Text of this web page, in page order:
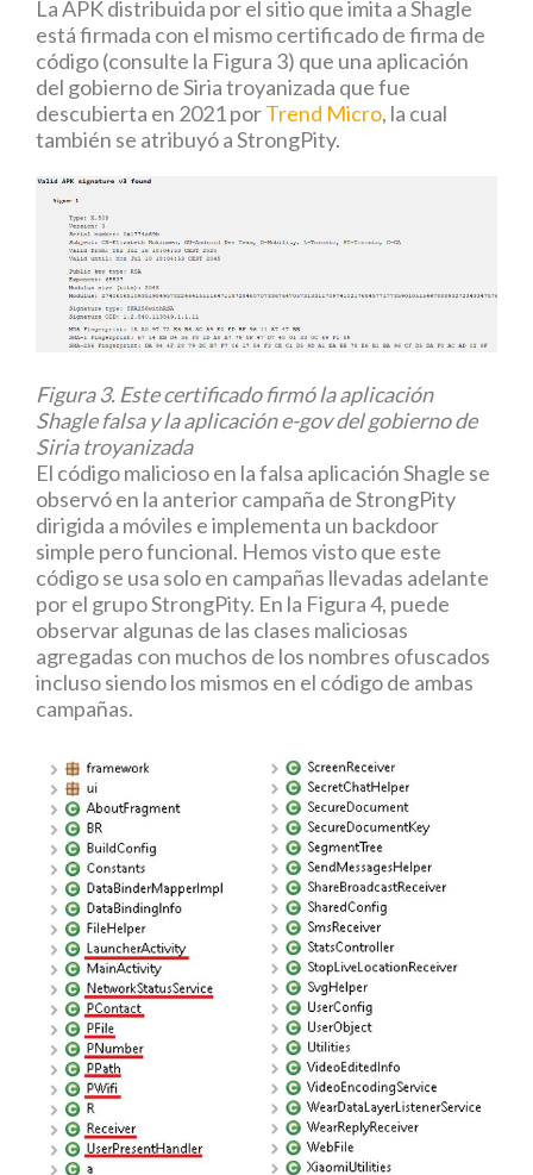
La APK distribuida por el sitio que imita a Shagle
está firmada con el mismo certificado de firma de
código (consulte la Figura 3) que una aplicación
del gobierno de Siria troyanizada que fue
descubierta en 2021 porTrend Micro, la cual
también se atribuyó a StrongPity.
Figura 3. Este certificado firmó la aplicación
Shagle falsa y la aplicación e-gov del gobierno de
Siria troyanizada
El código malicioso en la falsa aplicación Shagle se
observó en la anterior campaña de StrongPity
dirigida a móviles e implementa un backdoor
simple pero funcional. Hemos visto que este
código se usa solo en campañas llevadas adelante
por el grupo StrongPity. En la Figura 4, puede
observar algunas de las clases maliciosas
agregadas con muchos de los nombres ofuscados
incluso siendo los mismos en el código de ambas
campañas.